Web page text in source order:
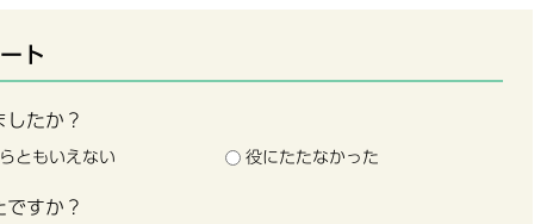
ト
たか？
ともいえない 役にたたなかった
すか？